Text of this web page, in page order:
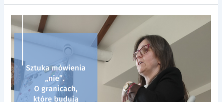
mówienia
O
granicach,
które
budują